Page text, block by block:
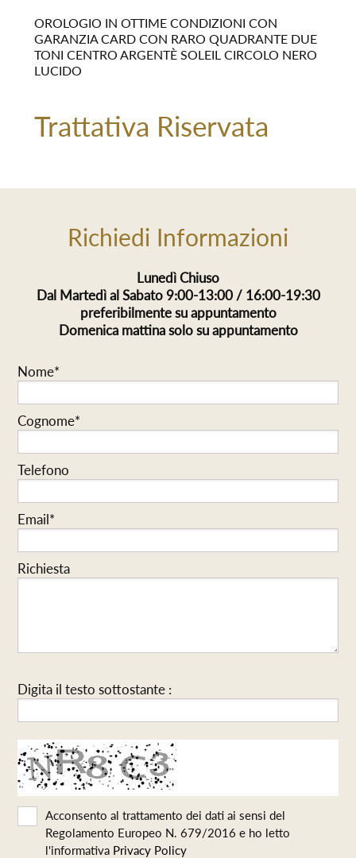
OROLOGIO IN OTTIME CONDIZIONI CON
GARANZIA CARD CON RARO QUADRANTE DUE
TONI CENTRO ARGENTÈ SOLEIL CIRCOLO NERO
LUCIDO
Trattativa Riservata
Richiedi Informazioni
Lunedì Chiuso
Dal Martedì al Sabato 9:00-13:00 / 16:00-19:30
preferibilmente su appuntamento
Domenica mattina solo su appuntamento
Nome*
Cognome*
Telefono
Email*
Richiesta
Digita il testo sottostante :
Acconsento al trattamento dei dati ai sensi del
Regolamento Europeo N. 679/2016 e ho letto
l'informativa Privacy Policy